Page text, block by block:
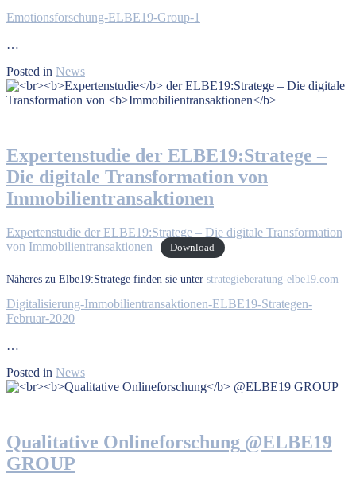
Emotionsforschung-ELBE19-Group-1
…
Posted in News
Expertenstudie der ELBE19:Stratege –
Die digitale Transformation von
Immobilientransaktionen
Expertenstudie der ELBE19:Stratege – Die digitale Transformation
von Immobilientransaktionen
Download
Näheres zu Elbe19:Stratege finden sie unter strategieberatung-elbe19.com
Digitalisierung-Immobilientransaktionen-ELBE19-Strategen-
Februar-2020
…
Posted in News
Qualitative Onlineforschung @ELBE19
GROUP